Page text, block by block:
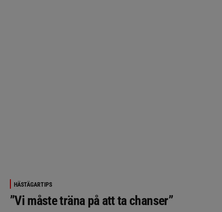
HÄSTÄGARTIPS
”Vi måste träna på att ta chanser”